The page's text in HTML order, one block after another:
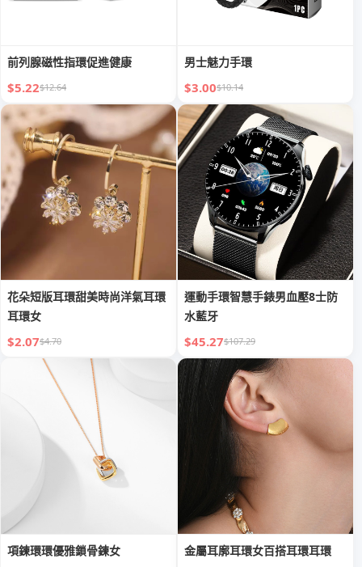
前列腺磁性指環促進健康
$5.22$12.64
男士魅力手環
$3.00$10.14
花朵短版耳環甜美時尚洋氣耳環
耳環女
$2.07$4.70
運動手環智慧手錶男血壓8士防
水藍牙
$45.27$107.29
項鍊環環優雅鎖骨鍊女 金屬耳廓耳環女百搭耳環耳環